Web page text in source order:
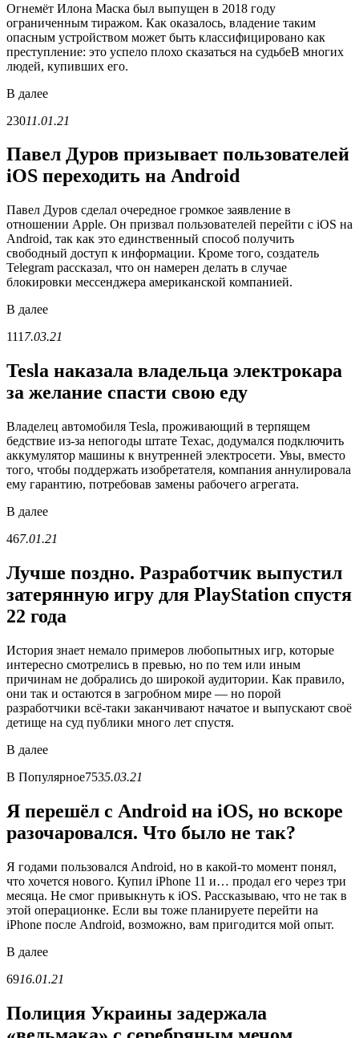
Огнемёт Илона Маска был выпущен в 2018 году
ограниченным тиражом. Как оказалось, владение таким
опасным устройством может быть классифицировано как
преступление: это успело плохо сказаться на судьбеВ многих
людей, купивших его.
В далее
23011.01.21
Павел Дуров призывает пользователей
iOS переходить на Android
Павел Дуров сделал очередное громкое заявление в
отношении Apple. Он призвал пользователей перейти с iOS на
Android, так как это единственный способ получить
свободный доступ к информации. Кроме того, создатель
Telegram рассказал, что он намерен делать в случае
блокировки мессенджера американской компанией.
В далее
111 7.03.21
Tesla наказала владельца электрокара
за желание спасти свою еду
Владелец автомобиля Tesla, проживающий в терпящем
бедствие из-за непогоды штате Техас, додумался подключить
аккумулятор машины к внутренней электросети. Увы, вместо
того, чтобы поддержать изобретателя, компания аннулировала
ему гарантию, потребовав замены рабочего агрегата.
В далее
467.01.21
Лучше поздно. Разработчик выпустил
затерянную игру для PlayStation спустя
22 года
История знает немало примеров любопытных игр, которые
интересно смотрелись в превью, но по тем или иным
причинам не добрались до широкой аудитории. Как правило,
они так и остаются в загробном мире — но порой
разработчики всё-таки заканчивают начатое и выпускают своё
детище на суд публики много лет спустя.
В далее
В Популярное7535.03.21
Я перешёл с Android на iOS, но вскоре
разочаровался. Что было не так?
Я годами пользовался Android, но в какой-то момент понял,
что хочется нового. Купил iPhone 11 и… продал его через три
месяца. Не смог привыкнуть к iOS. Рассказываю, что не так в
этой операционке. Если вы тоже планируете перейти на
iPhone после Android, возможно, вам пригодится мой опыт.
В далее
6916.01.21
Полиция Украины задержала